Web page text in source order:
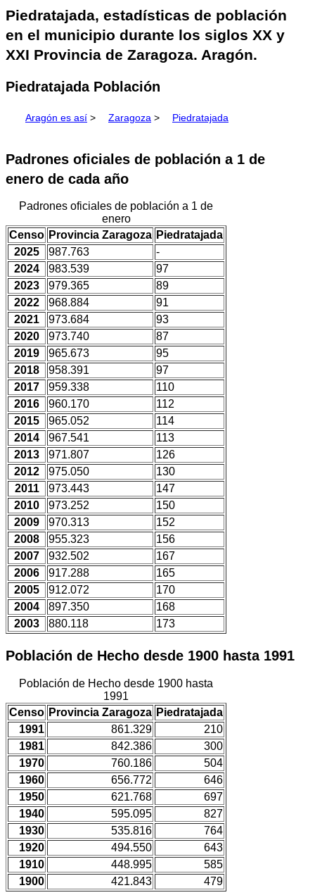
Piedratajada, estadísticas de población
en el municipio durante los siglos XX y
XXI Provincia de Zaragoza. Aragón.
Piedratajada Población
Aragón es así > Zaragoza > Piedratajada
Padrones oficiales de población a 1 de
enero de cada año
Padrones oficiales de población a 1 de
enero
Censo Provincia Zaragoza Piedratajada
2025
987.763
-
2024
983.539
97
2023
979.365
89
2022
968.884
91
2021
973.684
93
2020
973.740
87
2019
965.673
95
2018
958.391
97
2017
959.338
110
2016
960.170
112
2015
965.052
114
2014
967.541
113
2013
971.807
126
2012
975.050
130
2011
973.443
147
2010
973.252
150
2009
970.313
152
2008
955.323
156
2007
932.502
167
2006
917.288
165
2005
912.072
170
2004
897.350
168
2003
880.118 173
Población de Hecho desde 1900 hasta 1991
Población de Hecho desde 1900 hasta
1991
Censo Provincia Zaragoza Piedratajada
1991
861.329
210
1981
842.386
300
1970
760.186
504
1960
656.772
646
1950
621.768
697
1940
595.095
827
1930
535.816
764
1920
494.550
643
1910
448.995
585
1900
421.843 479